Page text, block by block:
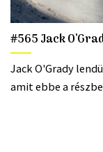
#565 Jack
Jack O'Grady
amit ebbe a